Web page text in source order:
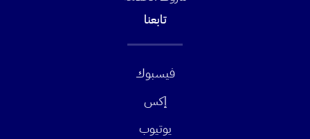
تابعنا
فيسبوك
إكس
يوتيوب